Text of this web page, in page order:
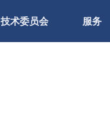
技术委员会 服务